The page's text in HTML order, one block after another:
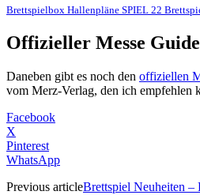
Brettspielbox Hallenpläne SPIEL 22
Offizieller Messe Guide
Daneben gibt es noch den offiziellen
vom Merz-Verlag, den ich empfehlen
Facebook
X
Pinterest
WhatsApp
Previous articleBrettspiel Neuheiten –